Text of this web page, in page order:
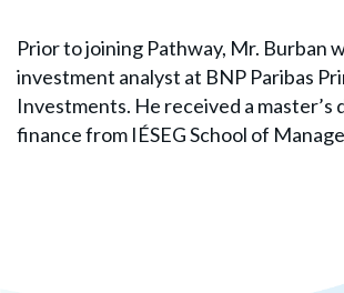
Prior to joining Pathway, Mr. Burban
investment analyst at BNP Paribas
Investments. He received a master’s
finance from IÉSEG School of